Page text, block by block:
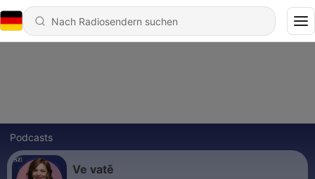
Podcasts
Ve vatě